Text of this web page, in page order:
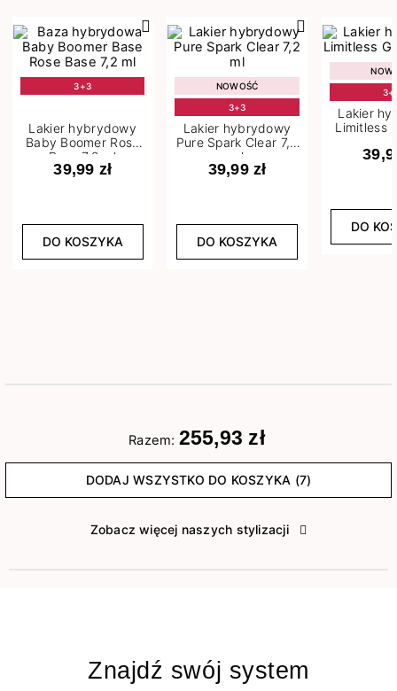
3+3
Lakier hybrydowy
Baby Boomer Rose
Base 7,2 ml
39,99 zł
DO KOSZYKA
NOWOŚĆ
3+3
Lakier hybrydowy
Pure Spark Clear 7,2
ml
39,99 zł
DO KOSZYKA
Lakier
Limitless
DO
Razem: 255,93 zł
DODAJ WSZYSTKO DO KOSZYKA (7)
Zobacz więcej naszych stylizacji
Znajdź swój system